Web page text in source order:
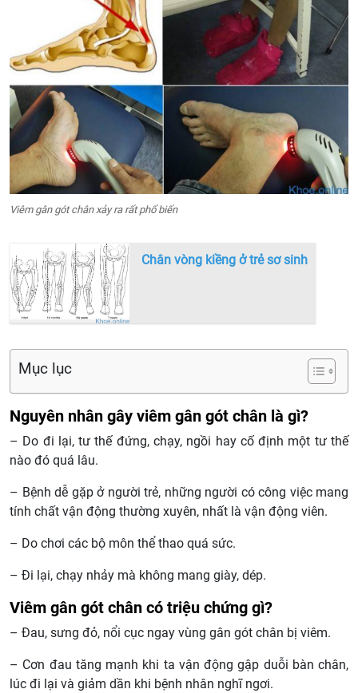
Viêm gân gót chân xảy ra rất phổ biến
Chân vòng kiềng ở trẻ sơ sinh
Mục lục
Nguyên nhân gây viêm gân gót chân là gì?
– Do đi lại, tư thế đứng, chạy, ngồi hay cố định một tư thế
nào đó quá lâu.
– Bệnh dễ gặp ở người trẻ, những người có công việc mang
tính chất vận động thường xuyên, nhất là vận động viên.
– Do chơi các bộ môn thể thao quá sức.
– Đi lại, chạy nhảy mà không mang giày, dép.
Viêm gân gót chân có triệu chứng gì?
– Đau, sưng đỏ, nổi cục ngay vùng gân gót chân bị viêm.
– Cơn đau tăng mạnh khi ta vận động gập duỗi bàn chân,
lúc đi lại và giảm dần khi bệnh nhân nghĩ ngơi.